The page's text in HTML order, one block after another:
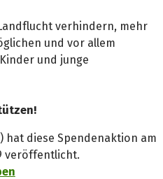
verhindern, mehr
und vor allem
und junge
hat diese Spendenaktion am
veröffentlicht.